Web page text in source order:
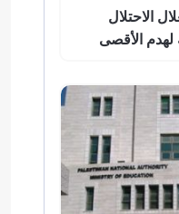
الاحتلال
لهدم الأقصى